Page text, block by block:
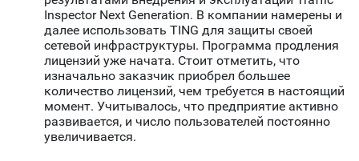
Inspector Next Generation. В компании намерены и
далее использовать TING для защиты своей
сетевой инфраструктуры. Программа продления
лицензий уже начата. Стоит отметить, что
изначально заказчик приобрел большее
количество лицензий, чем требуется в настоящий
момент. Учитывалось, что предприятие активно
развивается, и число пользователей постоянно
увеличивается.